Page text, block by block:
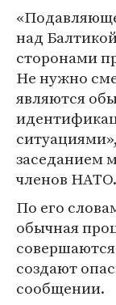
над
сторонами
Не нужно
являются
заседанием
членов НАТО.
По его
обычная
создают
сообщении.